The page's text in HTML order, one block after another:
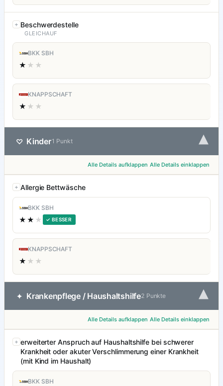
Beschwerdestelle
GLEICHAUF
BKK SBH
★ ★★
KNAPPSCHAFT
★ ★★
♡ Kinder1 Punkt ▾
Alle Details aufklappen Alle Details einklappen
Allergie Bettwäsche
BKK SBH
★★ ★ ✓ BESSER
KNAPPSCHAFT
★ ★★
✦ Krankenpflege / Haushaltshilfe2 Punkte ▾
Alle Details aufklappen Alle Details einklappen
erweiterter Anspruch auf Haushaltshilfe bei schwerer
Krankheit oder akuter Verschlimmerung einer Krankheit
(mit Kind im Haushalt)
BKK SBH